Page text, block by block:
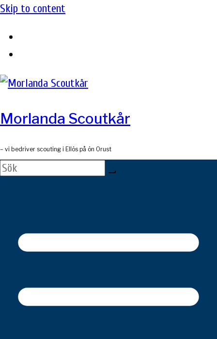
Skip to content
Morlanda Scoutkår
– vi bedriver scouting i Ellös på ön Orust